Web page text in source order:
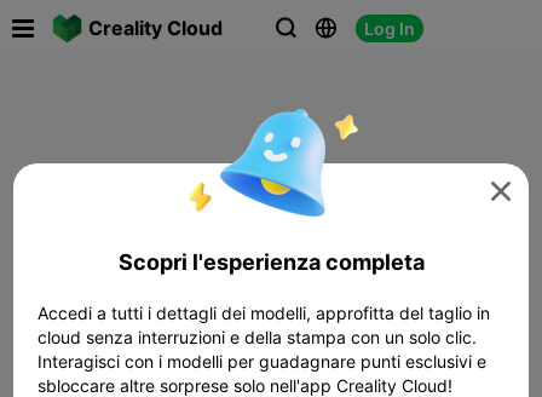
Creality Cloud   Log In

Scopri l'esperienza completa
Accedi a tutti i dettagli dei modelli, approfitta del taglio in
cloud senza interruzioni e della stampa con un solo clic.
Interagisci con i modelli per guadagnare punti esclusivi e
sbloccare altre sorprese solo nell'app Creality Cloud!